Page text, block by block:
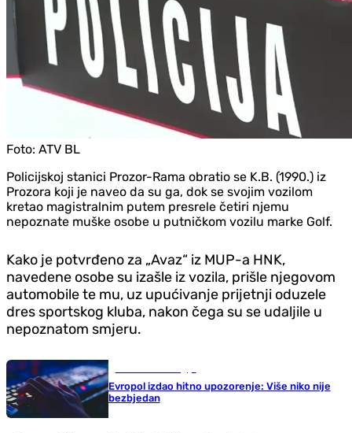
Foto: ATV BL
Policijskoj stanici Prozor-Rama obratio se K.B. (1990.) iz
Prozora koji je naveo da su ga, dok se svojim vozilom
kretao magistralnim putem presrele četiri njemu
nepoznate muške osobe u putničkom vozilu marke Golf.
Kako je potvrđeno za „Avaz“ iz MUP-a HNK,
navedene osobe su izašle iz vozila, prišle njegovom
automobile te mu, uz upućivanje prijetnji oduzele
dres sportskog kluba, nakon čega su se udaljile u
nepoznatom smjeru.
Evropol izdao hitno upozorenje: Više niko nije
bezbjedan